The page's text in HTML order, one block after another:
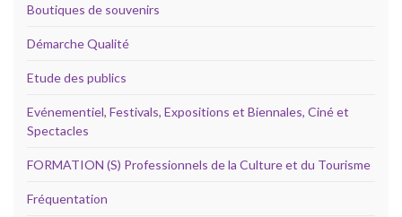
Boutiques de souvenirs
Démarche Qualité
Etude des publics
Evénementiel, Festivals, Expositions et Biennales, Ciné et
Spectacles
FORMATION (S) Professionnels de la Culture et du Tourisme
Fréquentation